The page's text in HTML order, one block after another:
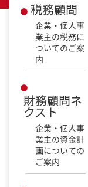
税務顧問
企業・個人事
業主の税務に
ついてのご案
内
財務顧問ネ
クスト
企業・個人事
業主の資金計
画についての
ご案内